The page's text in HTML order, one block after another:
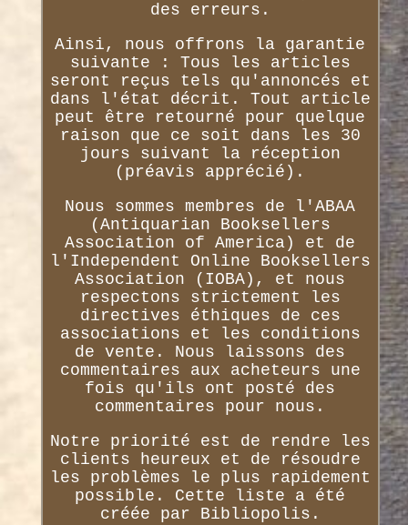
des erreurs.
Ainsi, nous offrons la garantie
suivante : Tous les articles
seront reçus tels qu'annoncés et
dans l'état décrit. Tout article
peut être retourné pour quelque
raison que ce soit dans les 30
jours suivant la réception
(préavis apprécié).
Nous sommes membres de l'ABAA
(Antiquarian Booksellers
Association of America) et de
l'Independent Online Booksellers
Association (IOBA), et nous
respectons strictement les
directives éthiques de ces
associations et les conditions
de vente. Nous laissons des
commentaires aux acheteurs une
fois qu'ils ont posté des
commentaires pour nous.
Notre priorité est de rendre les
clients heureux et de résoudre
les problèmes le plus rapidement
possible. Cette liste a été
créée par Bibliopolis.